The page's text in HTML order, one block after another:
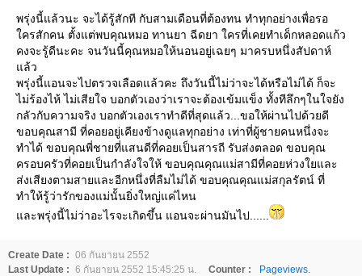
พรุ่งนี้แล้วนะ จะได้รู้สักที กับสามเดือนที่ต้องทน ทำทุกอย่างเพื่อรอ
ครสักคน ตั้งแต่พบคุณหมอ ทานยา ฉีดยา ใครที่เคยทำเด็กหลอดแก้ว
คงจะรู้ดีนะคะ จนวันนี้คุณหมอให้นอนอยู่เฉยๆ มาครบหนึ่งสัปดาห์
ล้ว
พรุ่งนี้แอนจะไปตรวจเลือดแล้วคะ ถึงวันนี้ไม่ว่าจะได้หรือไม่ได้ ก็จะ
ไม่ร้องไห้ ไม่เสียใจ บอกตัวเองว่าเราจะต้องเข้มแข็ง ทั้งทีลึกๆในใจยัง
กลัวกับความจริง บอกตัวเองเราทำดีที่สุดแล้ว...ขอให้ผ่านไปด้วยดี
ขอบคุณสามี ที่คอยอยู่เคียงข้างดูแลทุกอย่าง เท่าที่ผู้ชายคนหนึ่งจะ
ทำได้ ขอบคุณพี่ชายที่แสนดีที่คอยเป็นสารถี รับส่งตลอด ขอบคุณ
ครอบครัวที่คอยเป็นกำลังใจให้ ขอบคุณคุณแม่สามีที่คอยห่วงใยและ
ส่งเสียงตามสายและอีกหนึ่งที่ลืมไม่ได้ ขอบคุณคุณแม่สกุลรัตน์ ที่
ทำให้รู้ว่ารักของแม่นั้นยิ่งใหญ่แค่ไหน
ละพรุ่งนี้ไม่ว่าอะไรจะเกิดขึ้น แอนจะผ่านมันไป......
Create Date : 06 กันยายน 2552
Last Update : 6 กันยายน 2552 15:45:25 น. Counter :
Pageviews.